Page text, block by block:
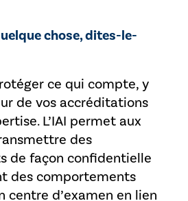
chose, dites-le-
ce qui compte, y
de vos accréditations
L’IAI permet aux
des
de façon confidentielle
des comportements
centre d’examen en lien